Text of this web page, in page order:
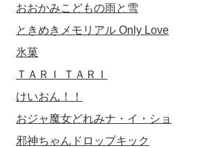
おおかみこどもの雨と雪
ときめきメモリアル Only Love
氷菓
ＴＡＲＩ ＴＡＲＩ
けいおん！！
おジャ魔女どれみナ・イ・ショ
邪神ちゃんドロップキック